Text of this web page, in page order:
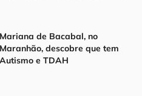
Mariana de Bacabal, no
Maranhão, descobre que tem
Autismo e TDAH